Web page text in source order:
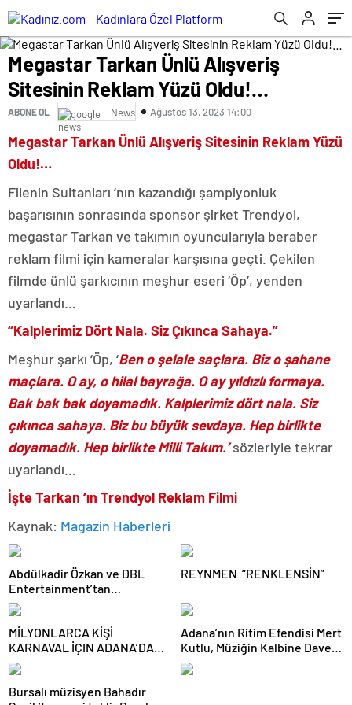
Megastar Tarkan Ünlü Alışveriş
Sitesinin Reklam Yüzü Oldu!…
ABONE OL News Ağustos 13, 2023 14:00
Megastar Tarkan Ünlü Alışveriş Sitesinin Reklam Yüzü
Oldu!…
Filenin Sultanları ’nın kazandığı şampiyonluk
başarısının sonrasında sponsor şirket Trendyol,
megastar Tarkan ve takımın oyuncularıyla beraber
reklam filmi için kameralar karşısına geçti. Çekilen
filmde ünlü şarkıcının meşhur eseri ‘Öp’, yenden
uyarlandı…
“Kalplerimiz Dört Nala. Siz Çıkınca Sahaya.”
Meşhur şarkı ‘Öp, ‘Ben o şelale saçlara. Biz o şahane
maçlara. O ay, o hilal bayrağa. O ay yıldızlı formaya.
Bak bak bak doyamadık. Kalplerimiz dört nala. Siz
çıkınca sahaya. Biz bu büyük sevdaya. Hep birlikte
doyamadık. Hep birlikte Milli Takım.’ sözleriyle tekrar
uyarlandı…
İşte Tarkan ‘ın Trendyol Reklam Filmi
Kaynak: Magazin Haberleri
Abdülkadir Özkan ve DBL
Entertainment’tan
Dezenformasyon
Kampanyasına Karşı
açıklama!
REYNMEN “RENKLENSİN”
MİLYONLARCA KİŞİ
KARNAVAL İÇIN ADANA’DA
BULUŞTU
Adana’nın Ritim Efendisi Mert
Kutlu, Müziğin Kalbine Davet
Ediyor!
Bursalı müzisyen Bahadır